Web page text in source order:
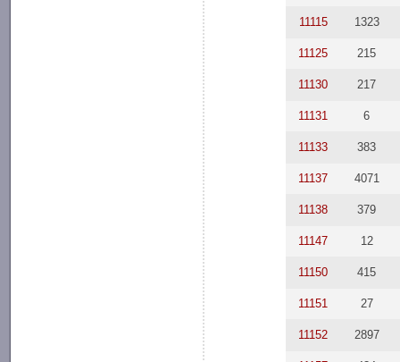
11115 1323
11125 215
11130 217
11131 6
11133 383
11137 4071
11138 379
11147 12
11150 415
11151 27
11152 2897